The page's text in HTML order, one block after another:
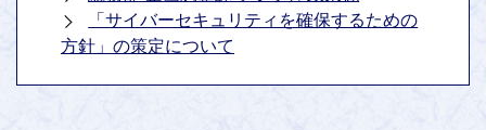
「サイバーセキュリティを確保するための
方針」の策定について